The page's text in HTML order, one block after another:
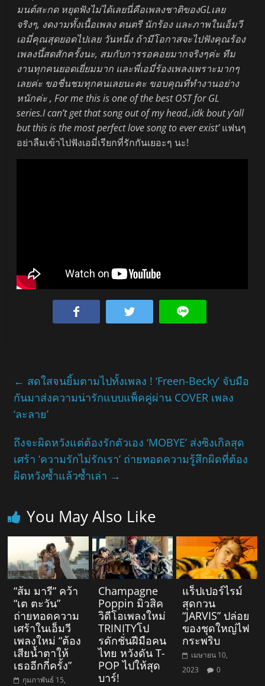
มนต์สะกด หยุดฟังไม่ได้เลยนี่คือเพลงชาติของGLเลย
จริงๆ, งดงามทั้งเนื้อเพลง ดนตรี นักร้อง และภาพในเอ็มวี
เอมี่คุณสุดยอดไปเลย วันหนึ่ง ถ้ามีโอกาสจะไปฟังคุณร้อง
เพลงนึ้สดสักครั้งนะ, สมกับการรอคอยมากจริงๆค่ะ ทีม
งานทุกคนยอดเยี่ยมมาก และพี่เอมี่ร้องเพลงเพราะมากๆ
เลยค่ะ ขอชื่นชมทุกคนเลยนะคะ ขอบคุณที่ทำงานอย่าง
หนักค่ะ , For me this is one of the best OST for GL
series.I can’t get that song out of my head.,idk bout y’all
but this is the most perfect love song to ever exist’แฟนๆ
อย่าลืมเข้าไปฟังเอมี่เรียกที่รักกันเยอะๆ นะ!
← สดใสจนยิ้มตามไปทั้งเพลง ! ‘Freen-Becky’ จับมือ
กันมาส่งความน่ารักแบบแพ็คคู่ผ่าน COVER เพลง
‘ละลาย’
ถึงจะผิดหวังแต่ต้องรักตัวเอง ‘MOBYE’ ส่งซิงเกิลสุด
เศร้า ‘ความรักไม่รักเรา’ ถ่ายทอดความรู้สึกผิดที่ต้อง
ผิดหวังซ้ำแล้วซ้ำเล่า →
You May Also Like
“ส้ม มารี” คว้า
“เต ตะวัน”
ถ่ายทอดความ
เศร้าในเอ็มวี
เพลงใหม่ “ต้อง
เสียน้ำตาให้
เธออีกกี่ครั้ง”
กุมภาพันธ์ 15,
Champagne
Poppin มิวสิค
วิดีโอเพลงใหม่
TRINITYโป
รดักชั่นฝีมือคน
ไทย หวังดัน T-
POP ไปให้สุด
บาร์!
แร็ปเปอร์ไรม์
สุดกวน
“JARVIS” ปล่อย
ของชุดใหญ่ไฟ
กระพริบ
เมษายน 10,
2023
0